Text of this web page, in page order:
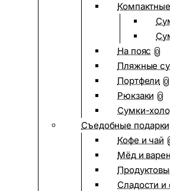
На пояс 0
Пляжные
Портфели 0
Рюкзаки 0
Сумки-
Съедобные подарки
Кофе и чай
Мёд и
Сладости и